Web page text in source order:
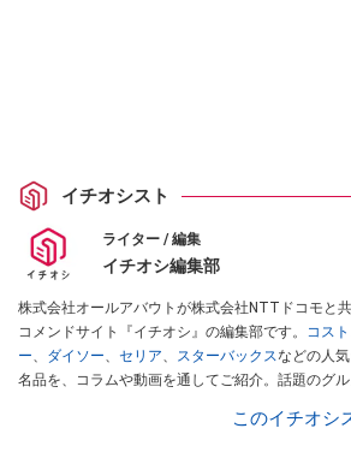
イチオシスト
ライター / 編集
イチオシ編集部
株式会社オールアバウトが株式会社NTTドコモと
コメンドサイト『イチオシ』の編集部です。 コスト
ー、 ダイソー、 セリア、 スターバックスなどの人
名品を、コラムや動画を通してご紹介。話題のグ
インフルエンサーが実際に使用してレビューして
このイチオシ